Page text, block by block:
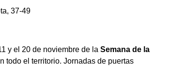
37-49
y el 20 de noviembre de la Semana de la
todo el territorio. Jornadas de puertas